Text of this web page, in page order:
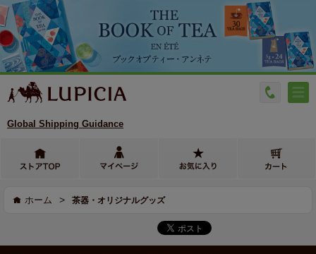
Global Shipping Guidance
ホーム > 茶器・オリジナルグッズ